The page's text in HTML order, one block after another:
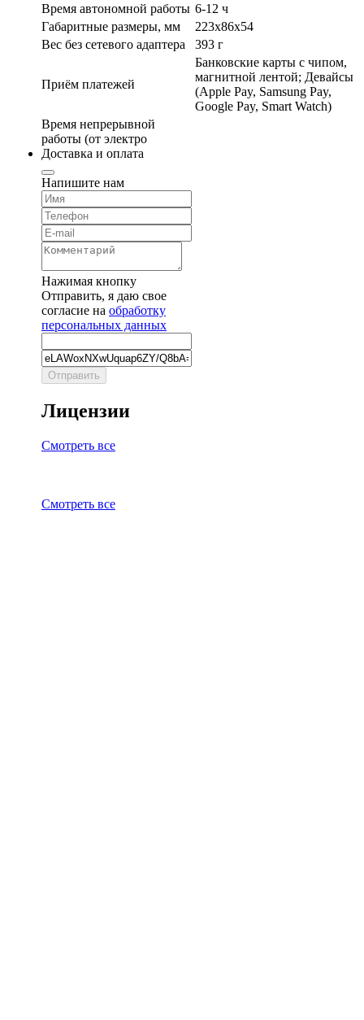
Время автономной работы 6-12 ч
Габаритные размеры, мм
223х86х54
Вес без сетевого адаптера
393 г
Приём платежей
Банковские карты с чипом,
магнитной лентой; Девайсы
(Apple Pay, Samsung Pay,
Google Pay, Smart Watch)
Время непрерывной
работы (от электро
Доставка и оплата
Напишите нам
Нажимая кнопку
Отправить, я даю свое
согласие на обработку
персональных данных
Отправить
Лицензии
Смотреть все
Смотреть все